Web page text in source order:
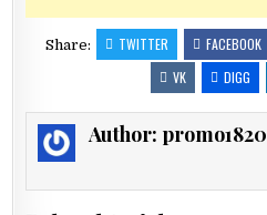
Share: TWITTER FACEBOOK
VK
DIGG
Author: promo1820